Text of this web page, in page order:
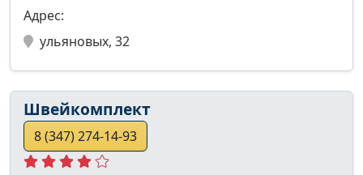
Адрес:
ульяновых, 32
Швейкомплект
8 (347) 274-14-93